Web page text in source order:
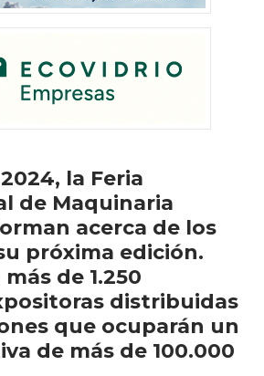
la Feria
de Maquinaria
acerca de los
próxima edición.
de 1.250
distribuidas
que ocuparán un
de más de 100.000